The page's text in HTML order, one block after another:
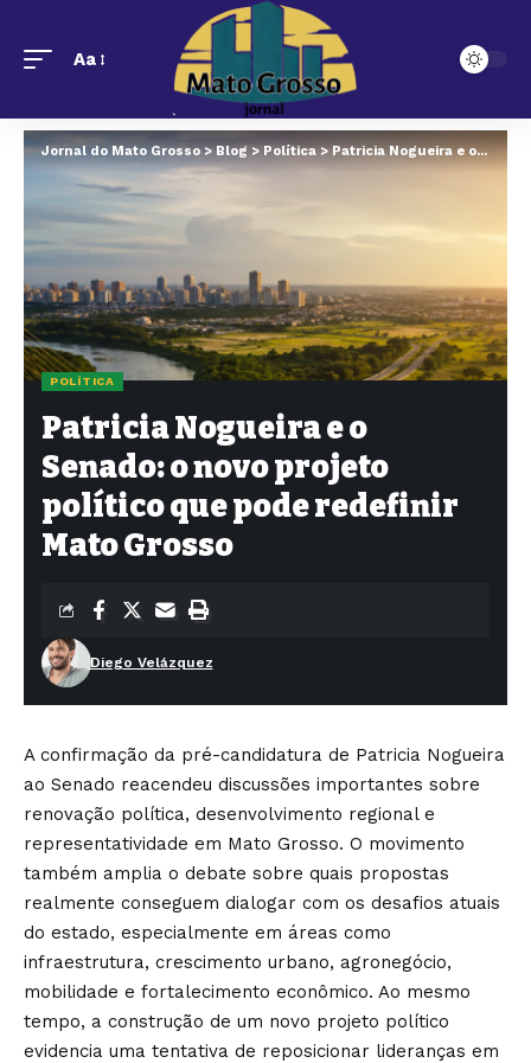
Aa
Jornal do Mato Grosso>Blog > Política>Patricia Nogueira e o Senado: o novo projeto político que pode redefinir Mato Grosso
POLÍTICA
Patricia Nogueira e o
Senado: o novo projeto
político que pode redefinir
Mato Grosso
Diego Velázquez
A confirmação da pré-candidatura de Patricia Nogueira
ao Senado reacendeu discussões importantes sobre
renovação política, desenvolvimento regional e
representatividade em Mato Grosso. O movimento
também amplia o debate sobre quais propostas
realmente conseguem dialogar com os desafios atuais
do estado, especialmente em áreas como
infraestrutura, crescimento urbano, agronegócio,
mobilidade e fortalecimento econômico. Ao mesmo
tempo, a construção de um novo projeto político
evidencia uma tentativa de reposicionar lideranças em